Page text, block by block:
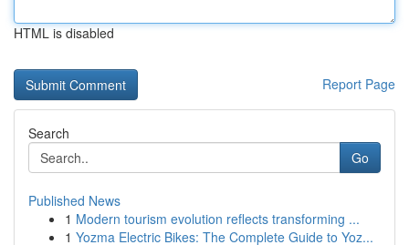
HTML is disabled
Report Page
Search
Go
Published News
1 Modern tourism evolution reflects transforming ...
1 Yozma Electric Bikes: The Complete Guide to Yoz...